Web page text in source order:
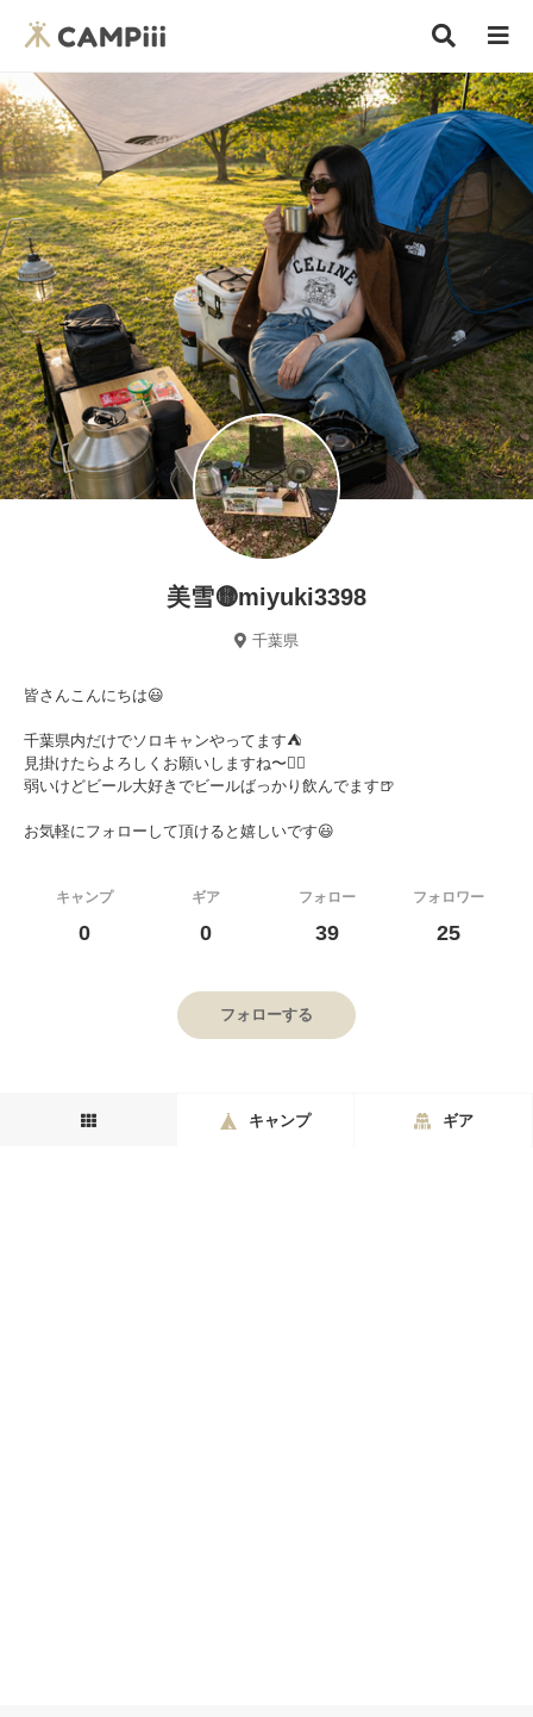
美雪🟡miyuki3398
千葉県
皆さんこんにちは😃
千葉県内だけでソロキャンやってます⛺️
見掛けたらよろしくお願いしますね〜🙇‍♀️
弱いけどビール大好きでビールばっかり飲んでます🍺
お気軽にフォローして頂けると嬉しいです😃
キャンプ
0
ギア
0
フォロー
39
フォロワー
25
フォローする
キャンプ ギア